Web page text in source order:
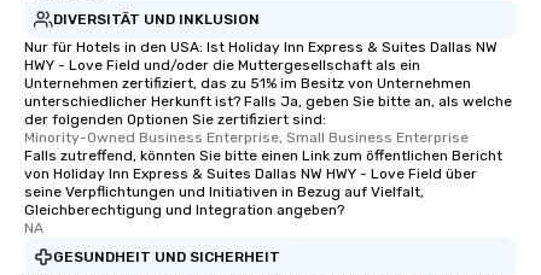
DIVERSITÄT UND INKLUSION
Nur für Hotels in den USA: Ist Holiday Inn Express & Suites Dallas NW
HWY - Love Field und/oder die Muttergesellschaft als ein
Unternehmen zertifiziert, das zu 51% im Besitz von Unternehmen
unterschiedlicher Herkunft ist? Falls Ja, geben Sie bitte an, als welche
der folgenden Optionen Sie zertifiziert sind:
Minority-Owned Business Enterprise, Small Business Enterprise
Falls zutreffend, könnten Sie bitte einen Link zum öffentlichen Bericht
von Holiday Inn Express & Suites Dallas NW HWY - Love Field über
seine Verpflichtungen und Initiativen in Bezug auf Vielfalt,
Gleichberechtigung und Integration angeben?
NA
GESUNDHEIT UND SICHERHEIT